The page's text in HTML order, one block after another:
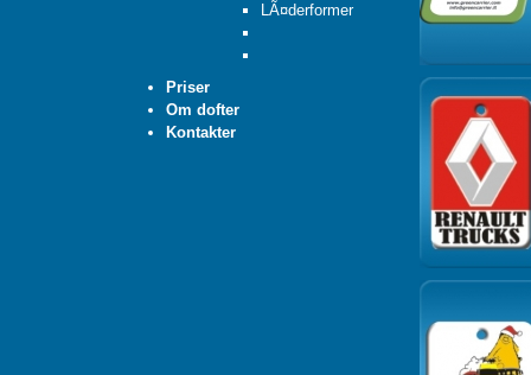
LÃ¤derformer
Priser
Om dofter
Kontakter